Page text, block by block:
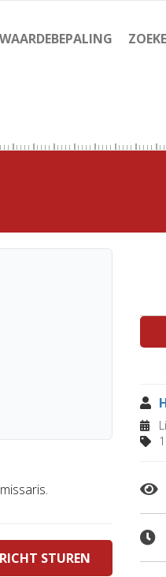
WAARDEBEPALING
STUREN